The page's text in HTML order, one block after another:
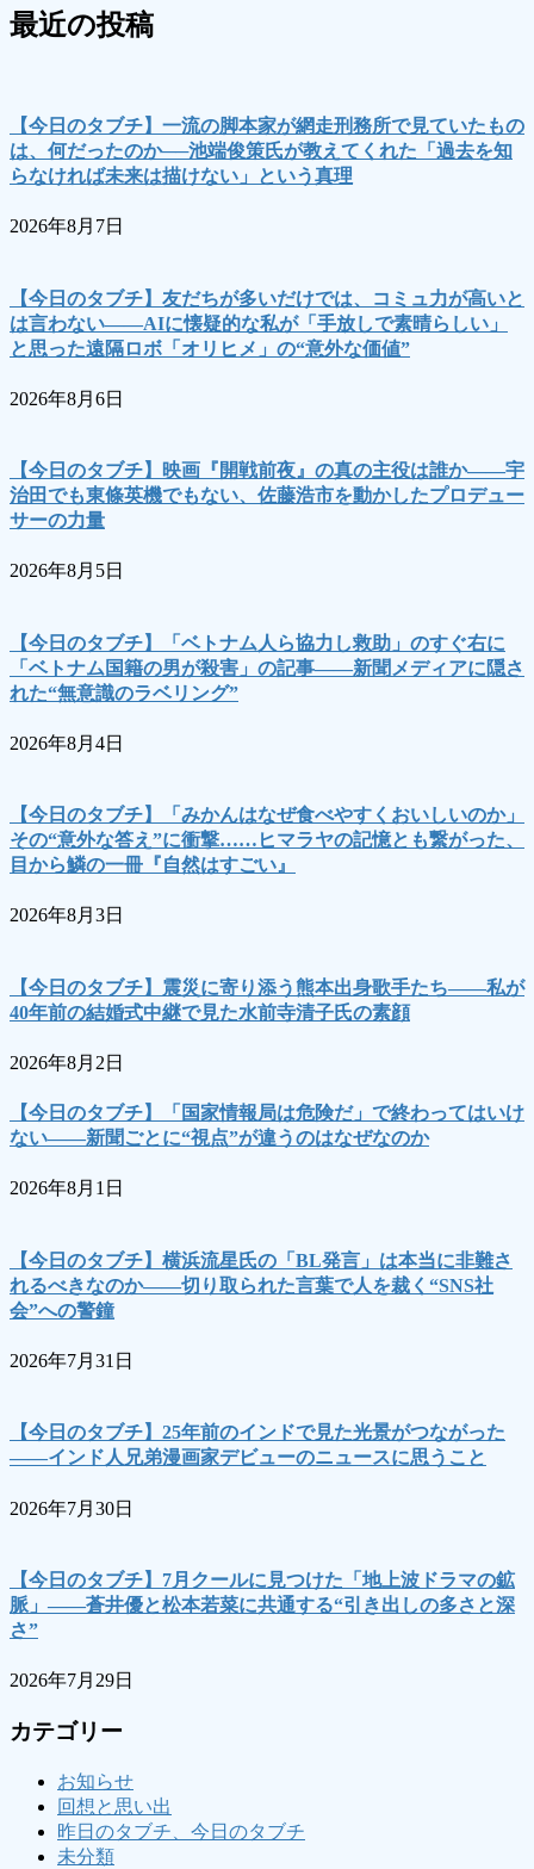
最近の投稿
【今日のタブチ】一流の脚本家が網走刑務所で見ていたもの
は、何だったのか──池端俊策氏が教えてくれた「過去を知
らなければ未来は描けない」という真理
2026年8月7日
【今日のタブチ】友だちが多いだけでは、コミュ力が高いと
は言わない――AIに懐疑的な私が「手放しで素晴らしい」
と思った遠隔ロボ「オリヒメ」の“意外な価値”
2026年8月6日
【今日のタブチ】映画『開戦前夜』の真の主役は誰か――宇
治田でも東條英機でもない、佐藤浩市を動かしたプロデュー
サーの力量
2026年8月5日
【今日のタブチ】「ベトナム人ら協力し救助」のすぐ右に
「ベトナム国籍の男が殺害」の記事――新聞メディアに隠さ
れた“無意識のラベリング”
2026年8月4日
【今日のタブチ】「みかんはなぜ食べやすくおいしいのか」
その“意外な答え”に衝撃……ヒマラヤの記憶とも繋がった、
目から鱗の一冊『自然はすごい』
2026年8月3日
【今日のタブチ】震災に寄り添う熊本出身歌手たち――私が
40年前の結婚式中継で見た水前寺清子氏の素顔
2026年8月2日
【今日のタブチ】「国家情報局は危険だ」で終わってはいけ
ない――新聞ごとに“視点”が違うのはなぜなのか
2026年8月1日
【今日のタブチ】横浜流星氏の「BL発言」は本当に非難さ
れるべきなのか――切り取られた言葉で人を裁く“SNS社
会”への警鐘
2026年7月31日
【今日のタブチ】25年前のインドで見た光景がつながった
――インド人兄弟漫画家デビューのニュースに思うこと
2026年7月30日
【今日のタブチ】7月クールに見つけた「地上波ドラマの鉱
脈」――蒼井優と松本若菜に共通する“引き出しの多さと深
さ”
2026年7月29日
カテゴリー
お知らせ
回想と思い出
昨日のタブチ、今日のタブチ
未分類